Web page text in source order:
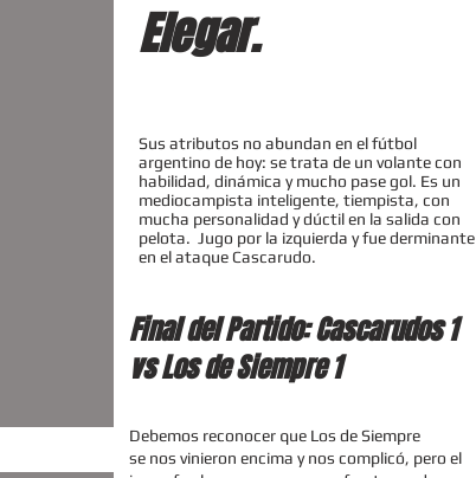
Elegar.
Sus atributos no abundan en el fútbol
argentino de hoy: se trata de un volante con
habilidad, dinámica y mucho pase gol. Es un
mediocampista inteligente, tiempista, con
mucha personalidad y dúctil en la salida con
pelota. Jugo por la izquierda y fue derminante
en el ataque Cascarudo.
Final del Partido: Cascarudos 1
vs Los de Siempre 1
Debemos reconocer que Los de Siempre
se nos vinieron encima y nos complicó, pero el